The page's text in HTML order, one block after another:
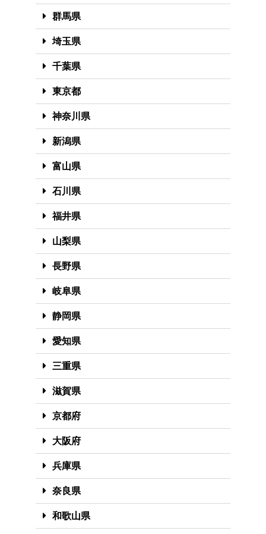
群馬県
埼玉県
千葉県
東京都
神奈川県
新潟県
富山県
石川県
福井県
山梨県
長野県
岐阜県
静岡県
愛知県
三重県
滋賀県
京都府
大阪府
兵庫県
奈良県
和歌山県